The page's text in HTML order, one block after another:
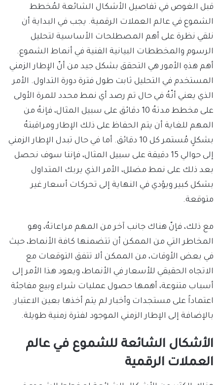
قبل الغوص في تفاصيل الأشكال الشائعة لمُخطط
الشموع في عالم العملات الرقمية. يجب في البداية أن
نلقي نظرة على أهم المصطلحات الأساسية لتحليل
الرسوم والمخططات البيانية الفنية في أنماط الشموع.
أهم هذهِ الأمور هي التحقق بشكل جيد من أنّ الإطار الزمني
المستخدم في التحليل ثابت طول فترة دورة التداول. الأمر
الذي يعني أنّهُ في حال تم رصد أي نمط محدد للمرة الأولى
على مخطط مدتهُ 10 دقائق على سبيل المثال، فإنهُ من
المهم للغاية أن يتم الحفاظ على ذلك الإطار ومراقبتهُ
بشكلٍ مُستمر كل 10 دقائق. أما في حال تبدل الإطار الزمني
إلى حوالي 15 دقيقة على سبيل المثال، فإننا سوف نحصل
بعد ذلك على نمط مضلل، الأمر الذي يربك المتداول
بشكل كبير ويؤدي في النهاية إلى تحركات أسعار غير
متوقعة.
مع ذلك، فإنّ هناك جانب آخر من المهم مراعاتهُ، وهو
المخاطر التي من الممكن أن تتضمنها كافة الأنماط، حيث
في بعض الأوقات، من الممكن ألا تتفق التوقعات مع
الاتجاه الحقيقي للأسعار في الأنماط، ويعود هذا الأمر إلى
أسباب متنوعة، أهمها حصول عمليات شراء وبيع مفاجئة
اعتماداً على مستجدات وأخبار لم يتم أخذها بعين الاعتبار.
بالإضافة إلى الإطار الزمني الموجود لفترة زمنية طويلة.
الأشكال الشائعة للشموع في عالم
العملات الرقمية